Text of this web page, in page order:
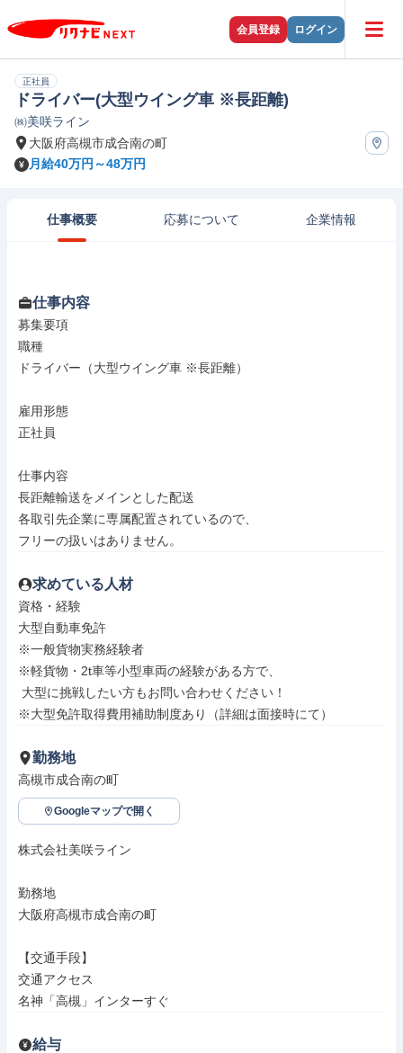
会員登録 ログイン
正社員
ドライバー(大型ウイング車 ※長距離)
㈱美咲ライン
大阪府高槻市成合南の町
月給40万円～48万円
仕事概要 応募について 企業情報
仕事内容
募集要項
職種
ドライバー（大型ウイング車 ※長距離）
雇用形態
正社員
仕事内容
長距離輸送をメインとした配送
各取引先企業に専属配置されているので、
フリーの扱いはありません。
求めている人材
資格・経験
大型自動車免許
※一般貨物実務経験者
※軽貨物・2t車等小型車両の経験がある方で、
※大型免許取得費用補助制度あり（詳細は面接時にて）
勤務地
高槻市成合南の町
Googleマップで開く
株式会社美咲ライン
勤務地
大阪府高槻市成合南の町
【交通手段】
交通アクセス
名神「高槻」インターすぐ
給与